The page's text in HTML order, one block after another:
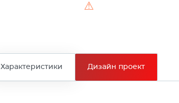
⚠
Характеристики Дизайн проект